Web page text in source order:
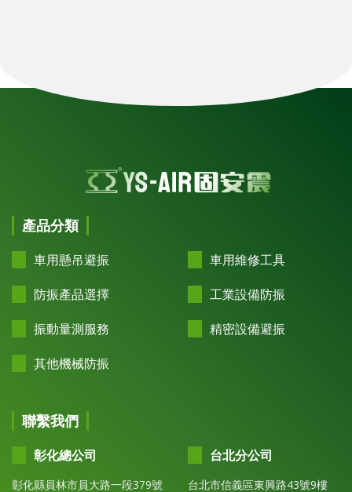
產品分類
車用懸吊避振
車用維修工具
防振產品選擇
工業設備防振
振動量測服務
精密設備避振
其他機械防振
聯繫我們
彰化總公司
彰化縣員林市員大路一段379號
台北分公司
台北市信義區東興路43號9樓